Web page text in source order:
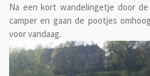
Na een kort wandelingetje door
camper en gaan de pootjes
voor vandaag.